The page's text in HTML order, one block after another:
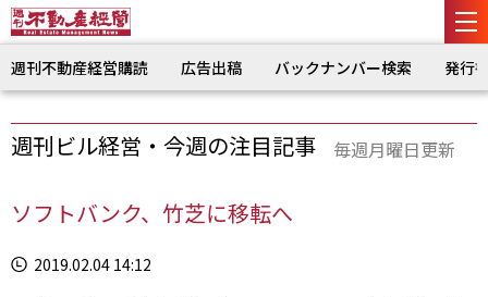
週刊不動産経営購読 広告出稿 バックナンバー検索 発行
週刊ビル経営・今週の注目記事 毎週月曜日更新
ソフトバンク、竹芝に移転へ
2019.02.04 14:12